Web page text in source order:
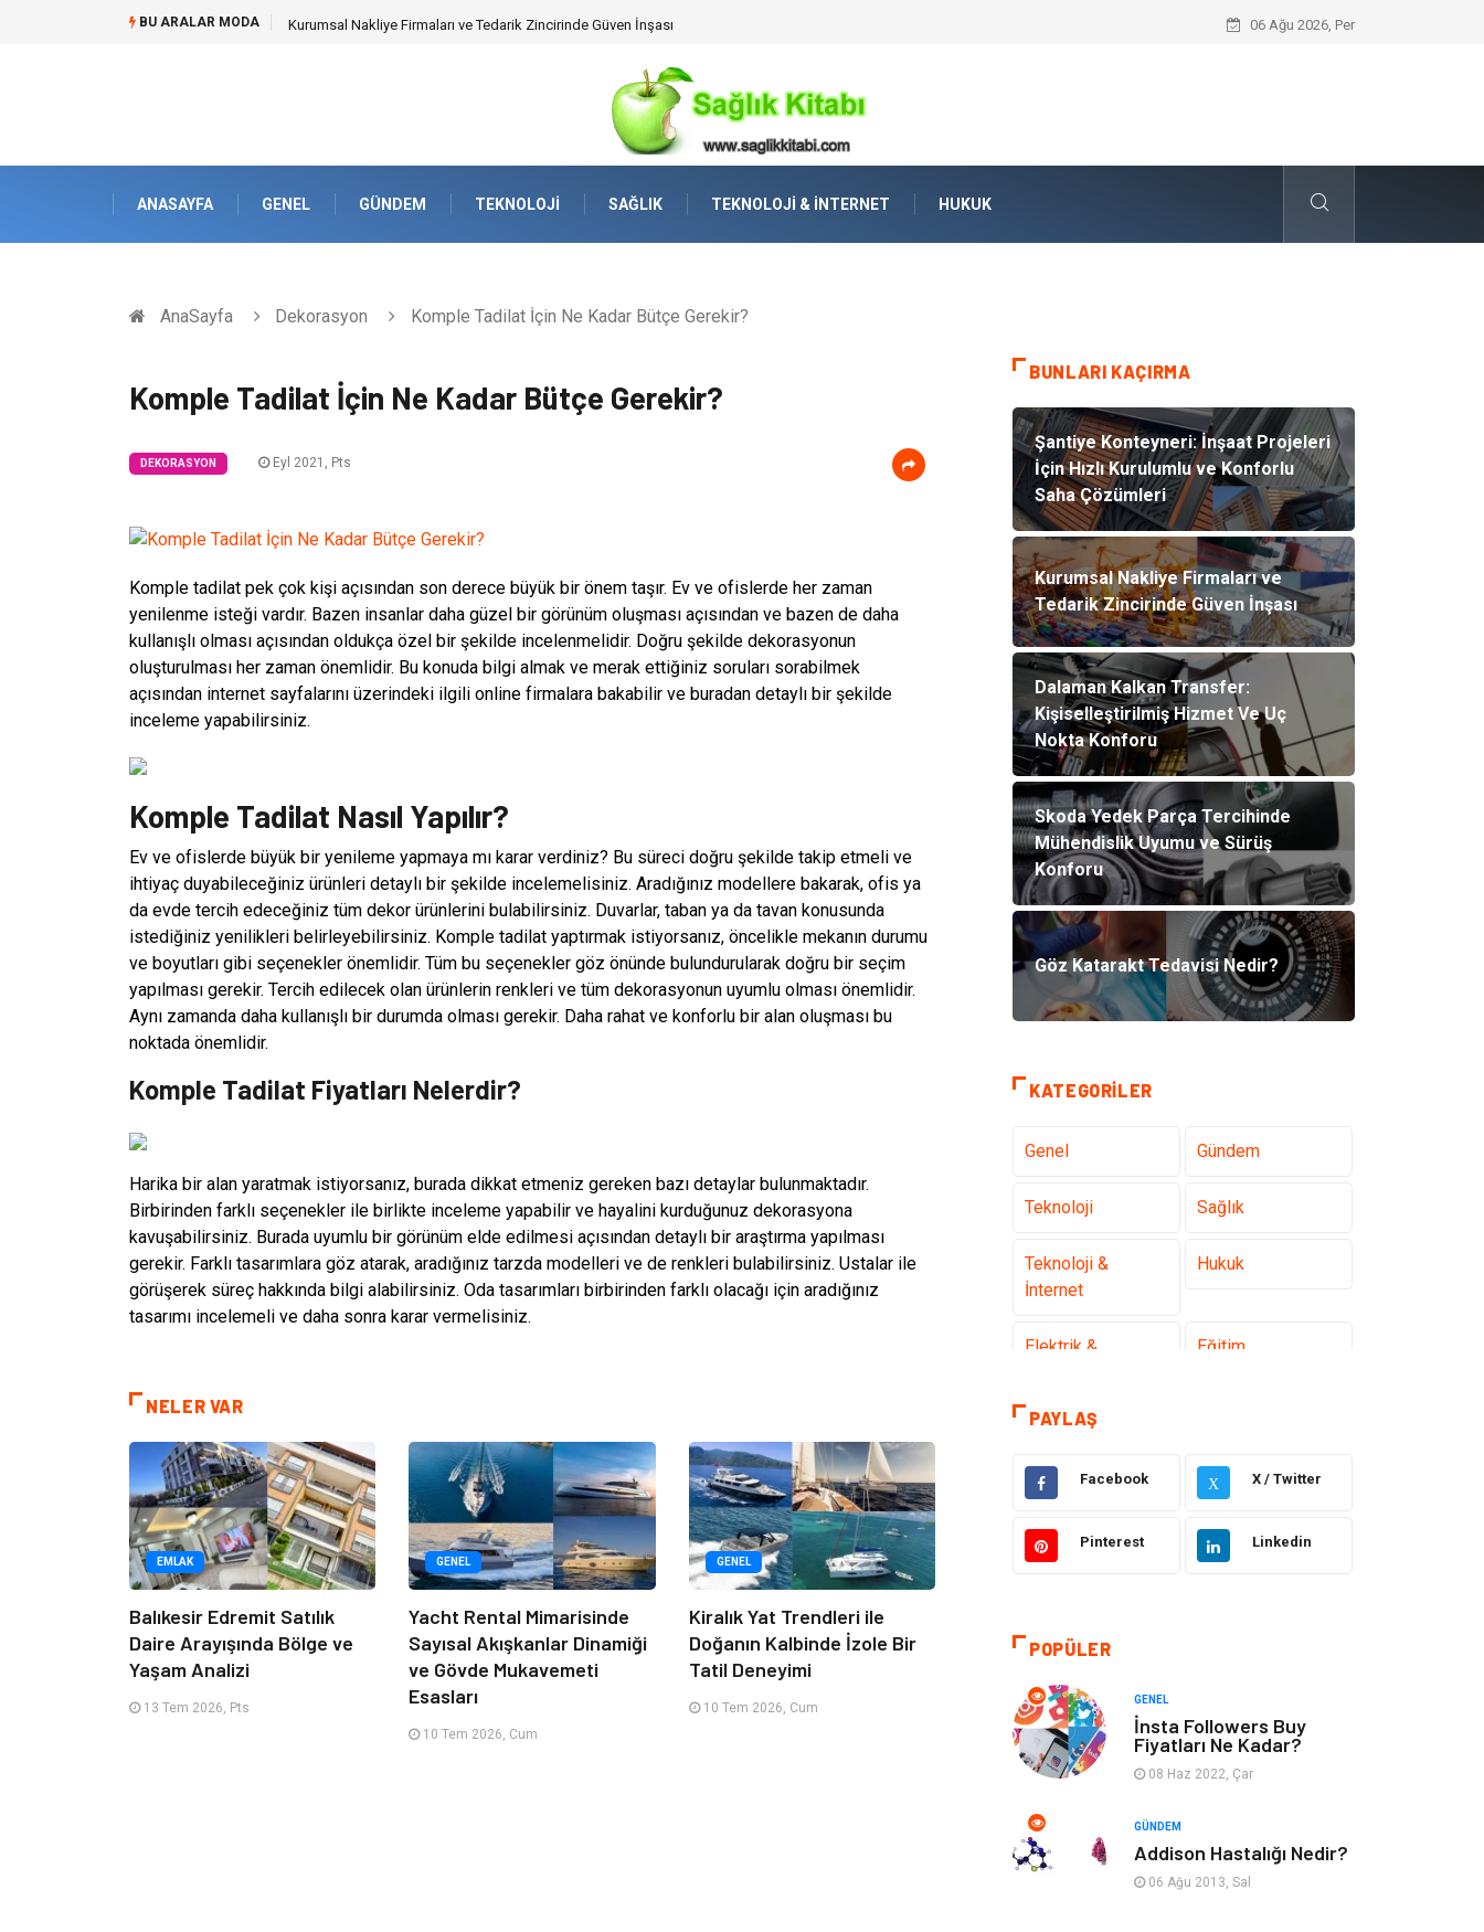
BU ARALAR MODA Kurumsal Nakliye Firmaları ve Tedarik Zincirinde Güven İnşası Dalaman Kalkan Transfer:
06 Ağu 2026, Per
ANASAYFA GENEL GÜNDEM TEKNOLOJI SAĞLIK TEKNOLOJI & İNTERNET HUKUK
AnaSayfa Dekorasyon Komple Tadilat İçin Ne Kadar Bütçe Gerekir?
Komple Tadilat İçin Ne Kadar Bütçe Gerekir?
DEKORASYON Eyl 2021, Pts
Komple tadilat pek çok kişi açısından son derece büyük bir önem taşır. Ev ve ofislerde her zaman
yenilenme isteği vardır. Bazen insanlar daha güzel bir görünüm oluşması açısından ve bazen de daha
kullanışlı olması açısından oldukça özel bir şekilde incelenmelidir. Doğru şekilde dekorasyonun
oluşturulması her zaman önemlidir. Bu konuda bilgi almak ve merak ettiğiniz soruları sorabilmek
açısından internet sayfalarını üzerindeki ilgili online firmalara bakabilir ve buradan detaylı bir şekilde
inceleme yapabilirsiniz.
Komple Tadilat Nasıl Yapılır?
Ev ve ofislerde büyük bir yenileme yapmaya mı karar verdiniz? Bu süreci doğru şekilde takip etmeli ve
ihtiyaç duyabileceğiniz ürünleri detaylı bir şekilde incelemelisiniz. Aradığınız modellere bakarak, ofis ya
da evde tercih edeceğiniz tüm dekor ürünlerini bulabilirsiniz. Duvarlar, taban ya da tavan konusunda
istediğiniz yenilikleri belirleyebilirsiniz. Komple tadilat yaptırmak istiyorsanız, öncelikle mekanın durumu
ve boyutları gibi seçenekler önemlidir. Tüm bu seçenekler göz önünde bulundurularak doğru bir seçim
yapılması gerekir. Tercih edilecek olan ürünlerin renkleri ve tüm dekorasyonun uyumlu olması önemlidir.
Aynı zamanda daha kullanışlı bir durumda olması gerekir. Daha rahat ve konforlu bir alan oluşması bu
noktada önemlidir.
Komple Tadilat Fiyatları Nelerdir?
Harika bir alan yaratmak istiyorsanız, burada dikkat etmeniz gereken bazı detaylar bulunmaktadır.
Birbirinden farklı seçenekler ile birlikte inceleme yapabilir ve hayalini kurduğunuz dekorasyona
kavuşabilirsiniz. Burada uyumlu bir görünüm elde edilmesi açısından detaylı bir araştırma yapılması
gerekir. Farklı tasarımlara göz atarak, aradığınız tarzda modelleri ve de renkleri bulabilirsiniz. Ustalar ile
görüşerek süreç hakkında bilgi alabilirsiniz. Oda tasarımları birbirinden farklı olacağı için aradığınız
tasarımı incelemeli ve daha sonra karar vermelisiniz.
NELER VAR
EMLAK
Balıkesir Edremit Satılık
Daire Arayışında Bölge ve
Yaşam Analizi
13 Tem 2026, Pts
GENEL
Yacht Rental Mimarisinde
Sayısal Akışkanlar Dinamiği
ve Gövde Mukavemeti
Esasları
10 Tem 2026, Cum
GENEL
Kiralık Yat Trendleri ile
Doğanın Kalbinde İzole Bir
Tatil Deneyimi
10 Tem 2026, Cum
BUNLARI KAÇIRMA
Şantiye Konteyneri: İnşaat Projeleri
İçin Hızlı Kurulumlu ve Konforlu
Saha Çözümleri
Kurumsal Nakliye Firmaları ve
Tedarik Zincirinde Güven İnşası
Dalaman Kalkan Transfer:
Kişiselleştirilmiş Hizmet Ve Uç
Nokta Konforu
Skoda Yedek Parça Tercihinde
Mühendislik Uyumu ve Sürüş
Konforu
Göz Katarakt Tedavisi Nedir?
KATEGORILER
Genel Gündem
Teknoloji Sağlık
Teknoloji &
İnternet
Hukuk
Elektrik &
Eğitim
Gıda
Otomotiv Tanıtıcı Reklam
Cilt ve Deri
Hastalıkları
Emlak
Ağız ve Diş
Organizasyon Hastalıklar
PAYLAŞ
Facebook X X / Twitter
Pinterest Linkedin
POPÜLER
GENEL
İnsta Followers Buy
Fiyatları Ne Kadar?
08 Haz 2022, Çar
GÜNDEM
Addison Hastalığı Nedir?
06 Ağu 2013, Sal